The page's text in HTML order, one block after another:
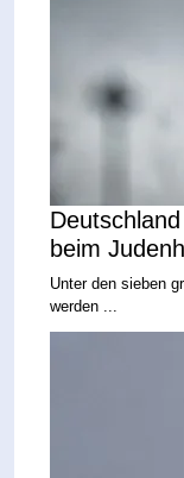
beim
Unter den sieben
werden ...